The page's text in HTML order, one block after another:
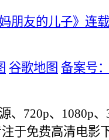
朋友的儿子》连
谷歌地图 备案号
、720p、1080p
于免费高清电影